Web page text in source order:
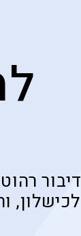
דיבור
לכישלון,